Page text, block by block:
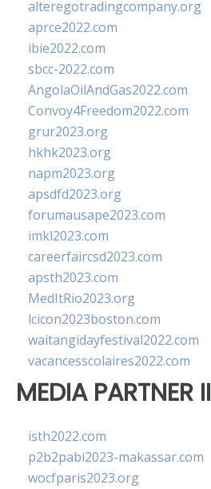
alteregotradingcompany.org
aprce2022.com
ibie2022.com
sbcc-2022.com
AngolaOilAndGas2022.com
Convoy4Freedom2022.com
grur2023.org
hkhk2023.org
napm2023.org
apsdfd2023.org
forumausape2023.com
imkl2023.com
careerfaircsd2023.com
apsth2023.com
MedItRio2023.org
lcicon2023boston.com
waitangidayfestival2022.com
vacancesscolaires2022.com
MEDIA PARTNER II
isth2022.com
p2b2pabi2023-makassar.com
wocfparis2023.org